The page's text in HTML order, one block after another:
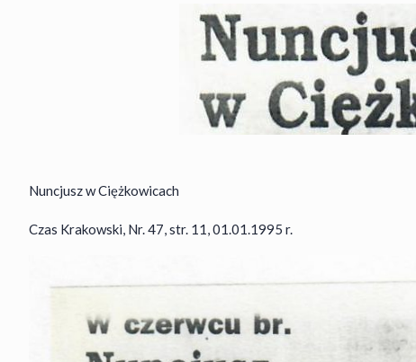
Nuncjusz w Ciężkowicach
Czas Krakowski, Nr. 47, str. 11, 01.01.1995 r.